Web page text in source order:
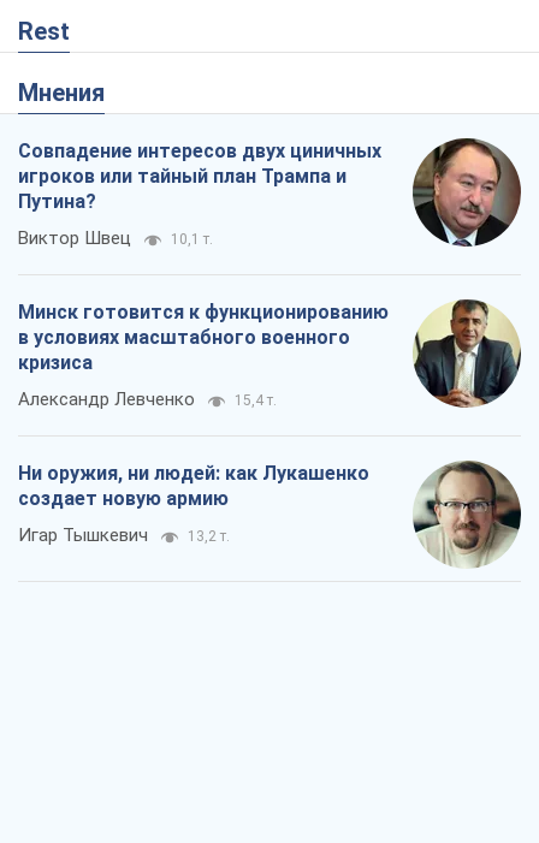
Rest
Мнения
Совпадение интересов двух циничных
игроков или тайный план Трампа и
Путина?
Виктор Швец 10,1 т.
Минск готовится к функционированию
в условиях масштабного военного
кризиса
Александр Левченко 15,4 т.
Ни оружия, ни людей: как Лукашенко
создает новую армию
Игар Тышкевич 13,2 т.